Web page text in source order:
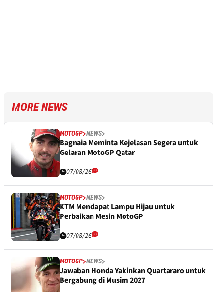
MORE NEWS
MOTOGP NEWS
Bagnaia Meminta Kejelasan Segera untuk
Gelaran MotoGP Qatar
07/08/26
MOTOGP NEWS
KTM Mendapat Lampu Hijau untuk
Perbaikan Mesin MotoGP
07/08/26
MOTOGP NEWS
Jawaban Honda Yakinkan Quartararo untuk
Bergabung di Musim 2027